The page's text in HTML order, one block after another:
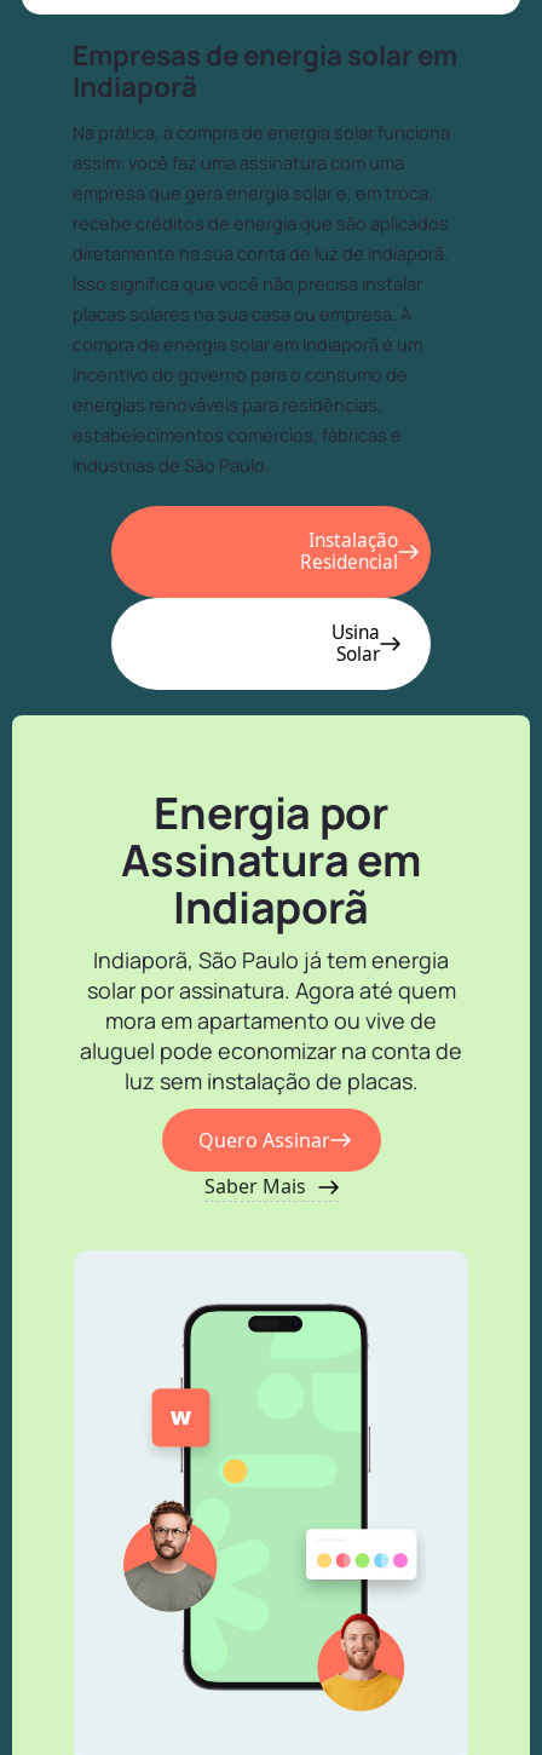
Empresas de energia solar em
Indiaporã
Na prática, a compra de energia solar funciona
assim: você faz uma assinatura com uma
empresa que gera energia solar e, em troca,
recebe créditos de energia que são aplicados
diretamente na sua conta de luz de Indiaporã.
Isso significa que você não precisa instalar
placas solares na sua casa ou empresa. A
compra de energia solar em Indiaporã é um
incentivo do governo para o consumo de
energias renováveis para residências,
estabelecimentos comercios, fábricas e
industrias de São Paulo.
Instalação
Residencial
Usina
Solar
Energia por
Assinatura em
Indiaporã
Indiaporã, São Paulo já tem energia
solar por assinatura. Agora até quem
mora em apartamento ou vive de
aluguel pode economizar na conta de
luz sem instalação de placas.
Quero Assinar
Saber Mais